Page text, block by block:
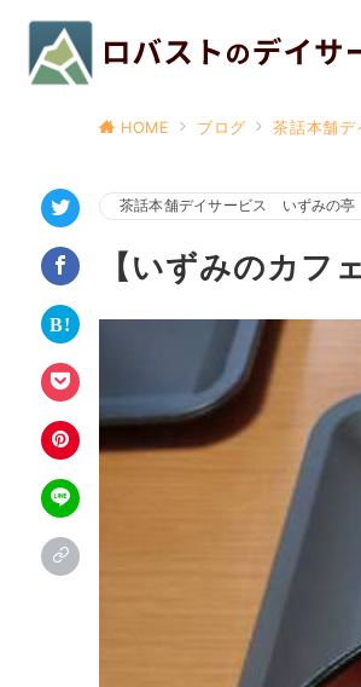
HOME ブログ 茶話本舗
茶話本舗デイサービス いずみの亭
【いずみのカフ